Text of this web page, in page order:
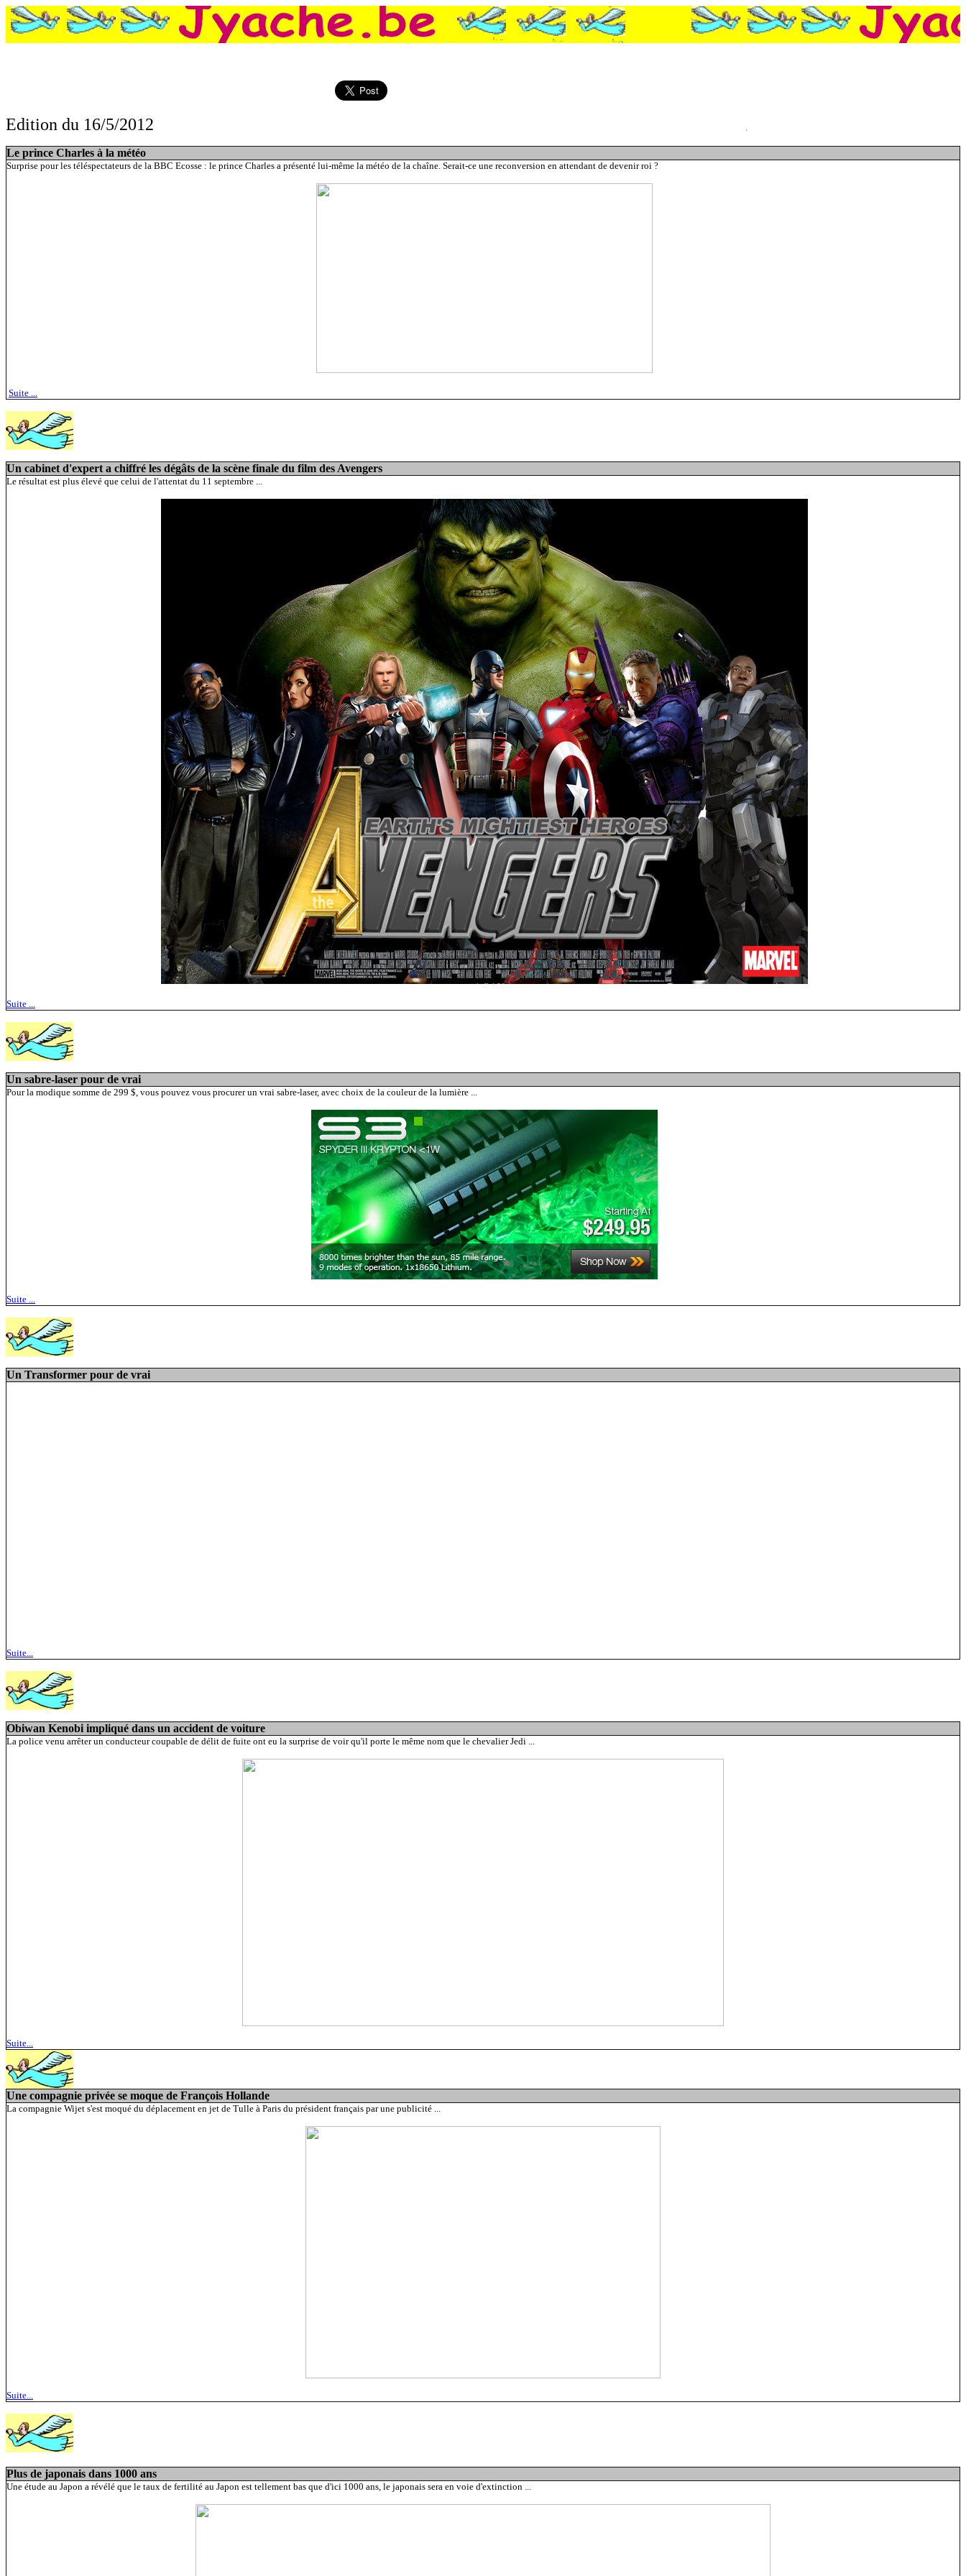
Edition du 16/5/2012
Le prince Charles à la météo
Surprise pour les téléspectateurs de la BBC Ecosse : le prince Charles a présenté lui-même la météo de la chaîne. Serait-ce une reconversion en attendant de devenir roi ?
Suite ...
Un cabinet d'expert a chiffré les dégâts de la scène finale du film des Avengers
Le résultat est plus élevé que celui de l'attentat du 11 septembre ...
Suite ...
Un sabre-laser pour de vrai
Pour la modique somme de 299 $, vous pouvez vous procurer un vrai sabre-laser, avec choix de la couleur de la lumière ...
Suite ...
Un Transformer pour de vrai
Suite...
Obiwan Kenobi impliqué dans un accident de voiture
La police venu arrêter un conducteur coupable de délit de fuite ont eu la surprise de voir qu'il porte le même nom que le chevalier Jedi ...
Suite...
Une compagnie privée se moque de François Hollande
La compagnie Wijet s'est moqué du déplacement en jet de Tulle à Paris du président français par une publicité ...
Suite...
Plus de japonais dans 1000 ans
Une étude au Japon a révélé que le taux de fertilité au Japon est tellement bas que d'ici 1000 ans, le japonais sera en voie d'extinction ...